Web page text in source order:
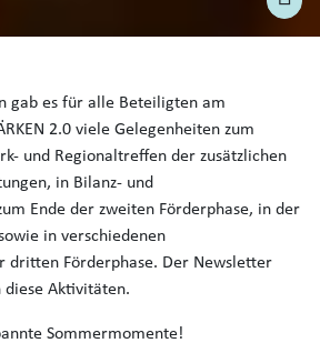
gab es für alle Beteiligten am
2.0 viele Gelegenheiten zum
und Regionaltreffen der zusätzlichen
in Bilanz- und
Ende der zweiten Förderphase, in der
in verschiedenen
dritten Förderphase. Der Newsletter
Aktivitäten.
Sommermomente!